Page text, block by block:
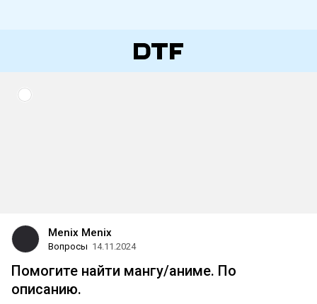
Menix Menix
Вопросы 14.11.2024
Помогите найти мангу/аниме. По
описанию.